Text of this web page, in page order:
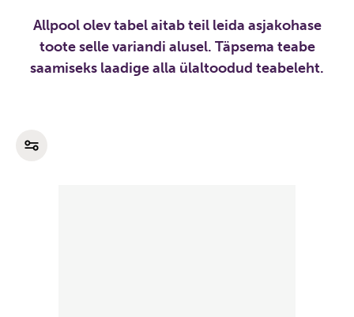
Allpool olev tabel aitab teil leida asjakohase
toote selle variandi alusel. Täpsema teabe
saamiseks laadige alla ülaltoodud teabeleht.